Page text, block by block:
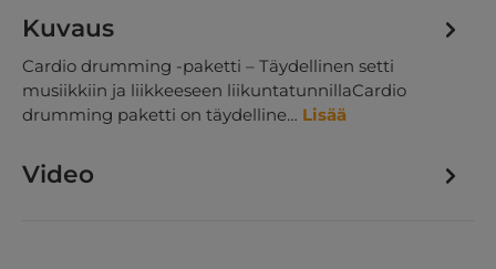
Kuvaus
Cardio drumming -paketti – Täydellinen setti
musiikkiin ja liikkeeseen liikuntatunnillaCardio
drumming paketti on täydelline… Lisää
Video